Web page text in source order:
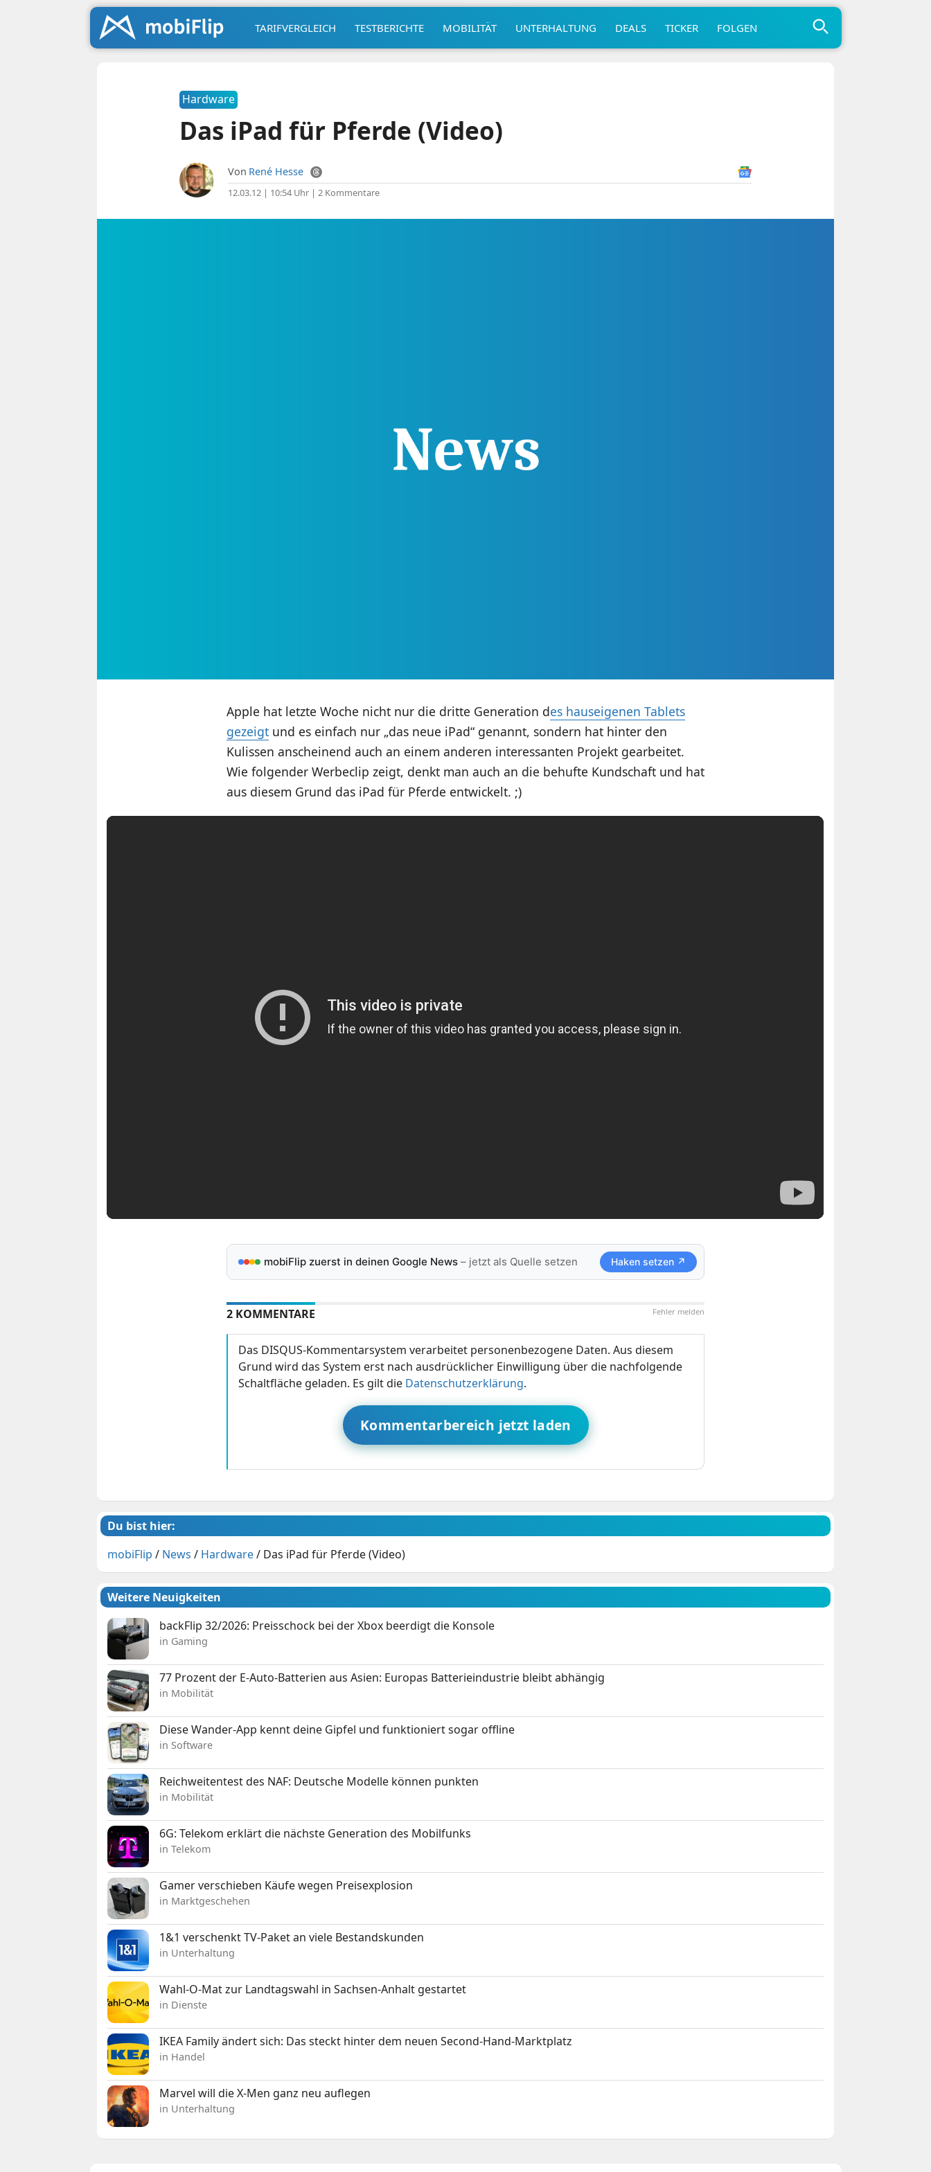
TARIFVERGLEICH TESTBERICHTE MOBILITÄT UNTERHALTUNG DEALS TICKER FOLGEN
Hardware
Das iPad für Pferde (Video)
Von René Hesse
12.03.12 | 10:54 Uhr| 2 Kommentare
Apple hat letzte Woche nicht nur die dritte Generation des hauseigenen Tablets
gezeigtund es einfach nur „das neue iPad“ genannt, sondern hat hinter den
Kulissen anscheinend auch an einem anderen interessanten Projekt gearbeitet.
Wie folgender Werbeclip zeigt, denkt man auch an die behufte Kundschaft und hat
aus diesem Grund das iPad für Pferde entwickelt. ;)
mobiFlip zuerst in deinen Google News– jetzt als Quelle setzen Haken setzen ↗
Fehler melden
2 KOMMENTARE
Das DISQUS-Kommentarsystem verarbeitet personenbezogene Daten. Aus diesem
Grund wird das System erst nach ausdrücklicher Einwilligung über die nachfolgende
Schaltfläche geladen. Es gilt die Datenschutzerklärung.
Kommentarbereich jetzt laden
Du bist hier:
mobiFlip / News / Hardware/ Das iPad für Pferde (Video)
Weitere Neuigkeiten
backFlip 32/2026: Preisschock bei der Xbox beerdigt die Konsole
in Gaming
77 Prozent der E-Auto-Batterien aus Asien: Europas Batterieindustrie bleibt abhängig
in Mobilität
Diese Wander-App kennt deine Gipfel und funktioniert sogar offline
in Software
Reichweitentest des NAF: Deutsche Modelle können punkten
in Mobilität
6G: Telekom erklärt die nächste Generation des Mobilfunks
in Telekom
Gamer verschieben Käufe wegen Preisexplosion
in Marktgeschehen
1&1 verschenkt TV-Paket an viele Bestandskunden
in Unterhaltung
Wahl-O-Mat zur Landtagswahl in Sachsen-Anhalt gestartet
in Dienste
IKEA Family ändert sich: Das steckt hinter dem neuen Second-Hand-Marktplatz
in Handel
Marvel will die X-Men ganz neu auflegen
in Unterhaltung